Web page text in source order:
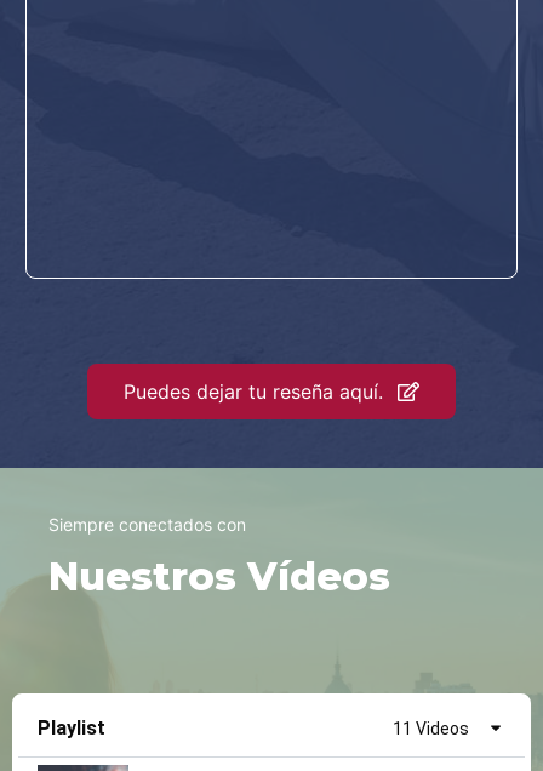
Puedes dejar tu reseña aquí.
Siempre conectados con
Nuestros Vídeos
Playlist 11 Videos